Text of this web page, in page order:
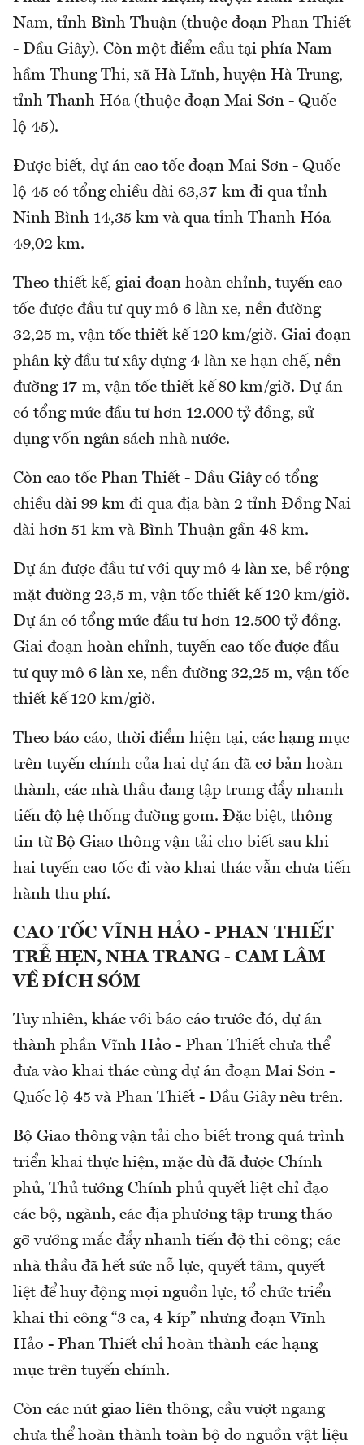
Nam, tỉnh Bình Thuận (thuộc đoạn Phan Thiết
- Dầu Giây). Còn một điểm cầu tại phía Nam
hầm Thung Thi, xã Hà Lĩnh, huyện Hà Trung,
tỉnh Thanh Hóa (thuộc đoạn Mai Sơn - Quốc
lộ 45).
Được biết, dự án cao tốc đoạn Mai Sơn - Quốc
lộ 45 có tổng chiều dài 63,37 km đi qua tỉnh
Ninh Bình 14,35 km và qua tỉnh Thanh Hóa
49,02 km.
Theo thiết kế, giai đoạn hoàn chỉnh, tuyến cao
tốc được đầu tư quy mô 6 làn xe, nền đường
32,25 m, vận tốc thiết kế 120 km/giờ. Giai đoạn
phân kỳ đầu tư xây dựng 4 làn xe hạn chế, nền
đường 17 m, vận tốc thiết kế 80 km/giờ. Dự án
có tổng mức đầu tư hơn 12.000 tỷ đồng, sử
dụng vốn ngân sách nhà nước.
Còn cao tốc Phan Thiết - Dầu Giây có tổng
chiều dài 99 km đi qua địa bàn 2 tỉnh Đồng Nai
dài hơn 51 km và Bình Thuận gần 48 km.
Dự án được đầu tư với quy mô 4 làn xe, bề rộng
mặt đường 23,5 m, vận tốc thiết kế 120 km/giờ.
Dự án có tổng mức đầu tư hơn 12.500 tỷ đồng.
Giai đoạn hoàn chỉnh, tuyến cao tốc được đầu
tư quy mô 6 làn xe, nền đường 32,25 m, vận tốc
thiết kế 120 km/giờ.
Theo báo cáo, thời điểm hiện tại, các hạng mục
trên tuyến chính của hai dự án đã cơ bản hoàn
thành, các nhà thầu đang tập trung đẩy nhanh
tiến độ hệ thống đường gom. Đặc biệt, thông
tin từ Bộ Giao thông vận tải cho biết sau khi
hai tuyến cao tốc đi vào khai thác vẫn chưa tiến
hành thu phí.
CAO TỐC VĨNH HẢO - PHAN THIẾT
TRỄ HẸN, NHA TRANG - CAM LÂM
VỀ ĐÍCH SỚM
Tuy nhiên, khác với báo cáo trước đó, dự án
thành phần Vĩnh Hảo - Phan Thiết chưa thể
đưa vào khai thác cùng dự án đoạn Mai Sơn -
Quốc lộ 45 và Phan Thiết - Dầu Giây nêu trên.
Bộ Giao thông vận tải cho biết trong quá trình
triển khai thực hiện, mặc dù đã được Chính
phủ, Thủ tướng Chính phủ quyết liệt chỉ đạo
các bộ, ngành, các địa phương tập trung tháo
gỡ vướng mắc đẩy nhanh tiến độ thi công; các
nhà thầu đã hết sức nỗ lực, quyết tâm, quyết
liệt để huy động mọi nguồn lực, tổ chức triển
khai thi công “3 ca, 4 kíp” nhưng đoạn Vĩnh
Hảo - Phan Thiết chỉ hoàn thành các hạng
mục trên tuyến chính.
Còn các nút giao liên thông, cầu vượt ngang
chưa thể hoàn thành toàn bộ do nguồn vật liệu